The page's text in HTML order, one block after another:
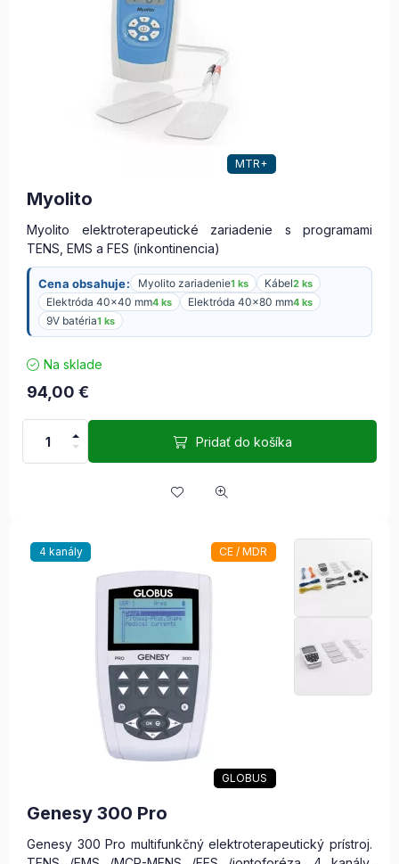
MTR+
Myolito
Myolito elektroterapeutické zariadenie s programami
TENS, EMS a FES (inkontinencia)
Cena obsahuje: Myolito zariadenie1 ks Kábel2 ks
Elektróda 40×40 mm4 ks Elektróda 40×80 mm4 ks
9V batéria1 ks
Na sklade
94,00 €
Pridať do košíka
4 kanály CE / MDR
GLOBUS
Genesy 300 Pro
Genesy 300 Pro multifunkčný elektroterapeutický prístroj.